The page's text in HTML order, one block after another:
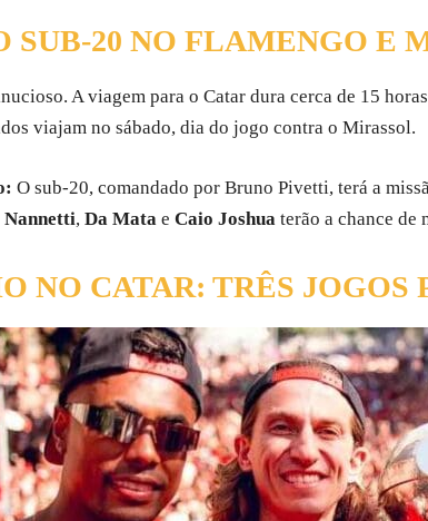
SUB-20 NO FLAMENGO E
A viagem para o Catar dura cerca de 15
viajam no sábado, dia do jogo contra o Mirassol.
O sub-20, comandado por Bruno Pivetti, terá a
Nannetti, Da Mata e Caio Joshua terão a chance de
NO CATAR: TRÊS JOGOS